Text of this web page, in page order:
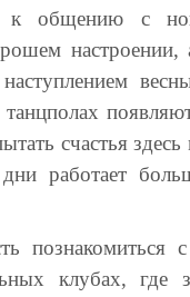
к общению с
настроении,
танцполах
счастья
работает
клубах, где